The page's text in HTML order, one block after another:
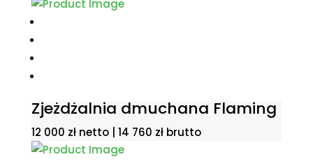
Zjeżdżalnia dmuchana Flaming
12 000 zł netto | 14 760 złbrutto